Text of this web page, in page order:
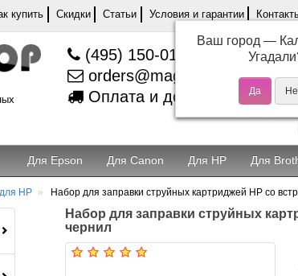
купить Скидки Статьи Условия и гарантии
(495) 150-01-37
orders@magentashop.ru
Оплата и доставка
Для Epson Для Canon Для HP Для
для HP Набор для заправки струйных картриджей HP со
Набор для заправки струйных
чернил
Ваш город —